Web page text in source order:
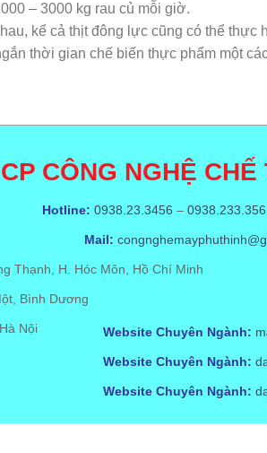
– 3000 kg rau củ mỗi giờ.
kể cả thịt đông lực cũng có thể thực
thời gian chế biến thực phẩm một
CÔNG NGHỆ
Hotline: 0938.23.3456 – 0938.233.356
Mail:
Thạnh, H. Hóc Môn, Hồ Chí Minh
Bình Dương
Nội Website Chuyên Ngành:
Website Chuyên Ngành:
Website Chuyên Ngành: